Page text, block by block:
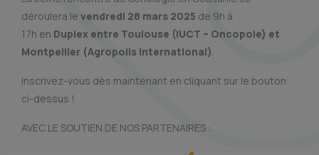
déroulera le vendredi 28 mars 2025 de 9h à
17h en Duplex entre Toulouse (IUCT – Oncopole) et
Montpellier (Agropolis International).
Inscrivez-vous dès maintenant en cliquant sur le bouton
ci-dessus !
AVEC LE SOUTIEN DE NOS PARTENAIRES :